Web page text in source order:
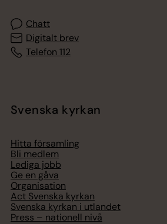
Chatt
Digitalt brev
Telefon 112
Svenska kyrkan
Hitta församling
Bli medlem
Lediga jobb
Ge en gåva
Organisation
Act Svenska kyrkan
Svenska kyrkan i utlandet
Press – nationell nivå